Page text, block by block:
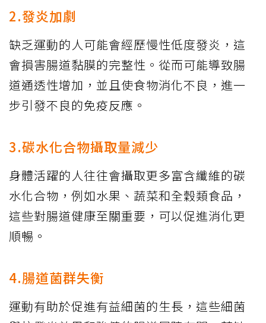
2.發炎加劇
缺乏運動的人可能會經歷慢性低度發炎，這
會損害腸道黏膜的完整性。從而可能導致腸
道通透性增加，並且使食物消化不良，進一
步引發不良的免疫反應。
3.碳水化合物攝取量減少
身體活躍的人往往會攝取更多富含纖維的碳
水化合物，例如水果、蔬菜和全穀類食品，
這些對腸道健康至關重要，可以促進消化更
順暢。
4.腸道菌群失衡
運動有助於促進有益細菌的生長，這些細菌